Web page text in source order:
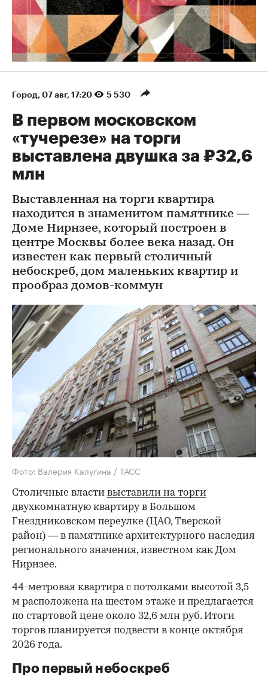
Город⁠, 07 авг, 17:20 5 530
В первом московском
«тучерезе» на торги
выставлена двушка за ₽32,6
млн
Выставленная на торги квартира
находится в знаменитом памятнике —
Доме Нирнзее, который построен в
центре Москвы более века назад. Он
известен как первый столичный
небоскреб, дом маленьких квартир и
прообраз домов-коммун
Фото: Валерия Калугина / ТАСС
Столичные власти выставили на торги
двухкомнатную квартиру в Большом
Гнездниковском переулке (ЦАО, Тверской
район) — в памятнике архитектурного наследия
регионального значения, известном как Дом
Нирнзее.
44-метровая квартира с потолками высотой 3,5
м расположена на шестом этаже и предлагается
по стартовой цене около 32,6 млн руб. Итоги
торгов планируется подвести в конце октября
2026 года.
Про первый небоскреб